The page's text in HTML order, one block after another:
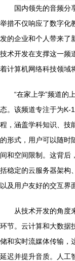
国内领先的音频分
举措不仅响应了数字化
发的企业和个人带来了
技术开发在支撑这一频
着计算机网络科技领域
“在家上学”频道的
态。该频道专注于为K-
程，涵盖学科知识、技
的形式，用户可以随时
间和空间限制。这背后
括稳定的云服务器架构
以及用户友好的交互界
从技术开发的角度
环节。云计算和大数据
储和实时流媒体传输，
延迟并提升音质。人工